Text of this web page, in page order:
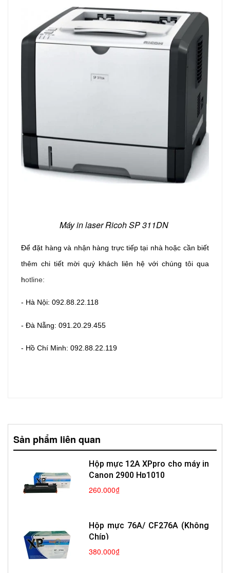
Máy in laser Ricoh SP 311DN
Để đặt hàng và nhận hàng trực tiếp tại nhà hoặc cần biết
thêm chi tiết mời quý khách liên hệ với chúng tôi qua
hotline:
- Hà Nội: 092.88.22.118
- Đà Nẵng: 091.20.29.455
- Hồ Chí Minh: 092.88.22.119
Sản phẩm liên quan
Hộp mực 12A XPpro cho máy in
Canon 2900 Hp1010
260.000₫
Hộp mực 76A/ CF276A (Không
Chíp)
380.000₫